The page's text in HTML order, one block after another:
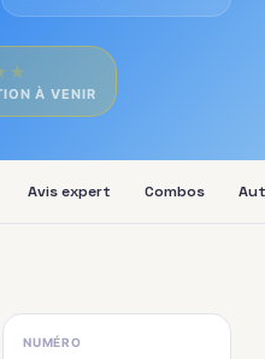
★
À VENIR
Avis expert Combos
NUMÉRO